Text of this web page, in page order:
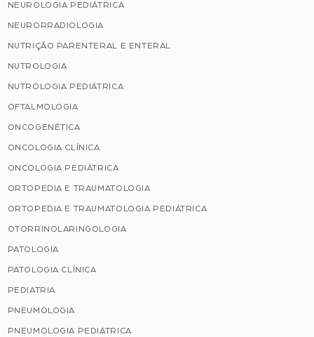
NEUROLOGIA PEDIÁTRICA
NEURORRADIOLOGIA
NUTRIÇÃO PARENTERAL E ENTERAL
NUTROLOGIA
NUTROLOGIA PEDIÁTRICA
OFTALMOLOGIA
ONCOGENÉTICA
ONCOLOGIA CLÍNICA
ONCOLOGIA PEDIÁTRICA
ORTOPEDIA E TRAUMATOLOGIA
ORTOPEDIA E TRAUMATOLOGIA PEDIÁTRICA
OTORRINOLARINGOLOGIA
PATOLOGIA
PATOLOGIA CLÍNICA
PEDIATRIA
PNEUMOLOGIA
PNEUMOLOGIA PEDIÁTRICA